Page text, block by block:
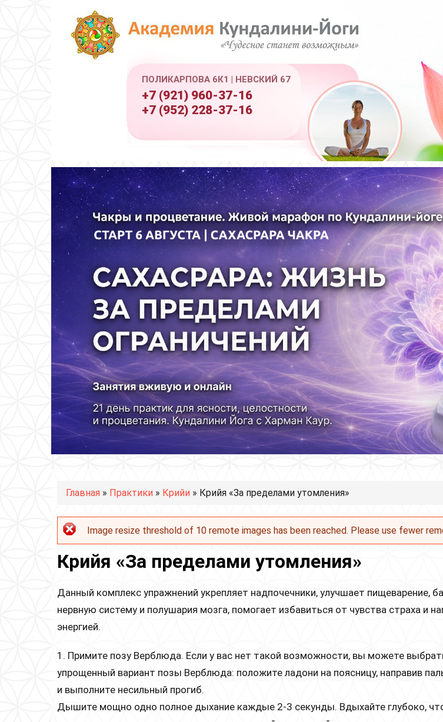
ПОЛИКАРПОВА 6К1 | НЕВСКИЙ 67
+7 (921) 960-37-16
+7 (952) 228-37-16
Вы здесь
Главная » Практики » Крийи » Крийя «За пределами утомления»
Сообщение об ошибке
Image resize threshold of 10 remote images has been reached. Please use fewer
Крийя «За пределами утомления»
Данный комплекс упражнений укрепляет надпочечники, улучшает пищеварение,
нервную систему и полушария мозга, помогает избавиться от чувства страха и
энергией.
1. Примите позу Верблюда. Если у вас нет такой возможности, вы можете
упрощенный вариант позы Верблюда: положите ладони на поясницу, направив
и выполните несильный прогиб.
Дышите мощно одно полное дыхание каждые 2-3 секунды. Вдыхайте глубоко,